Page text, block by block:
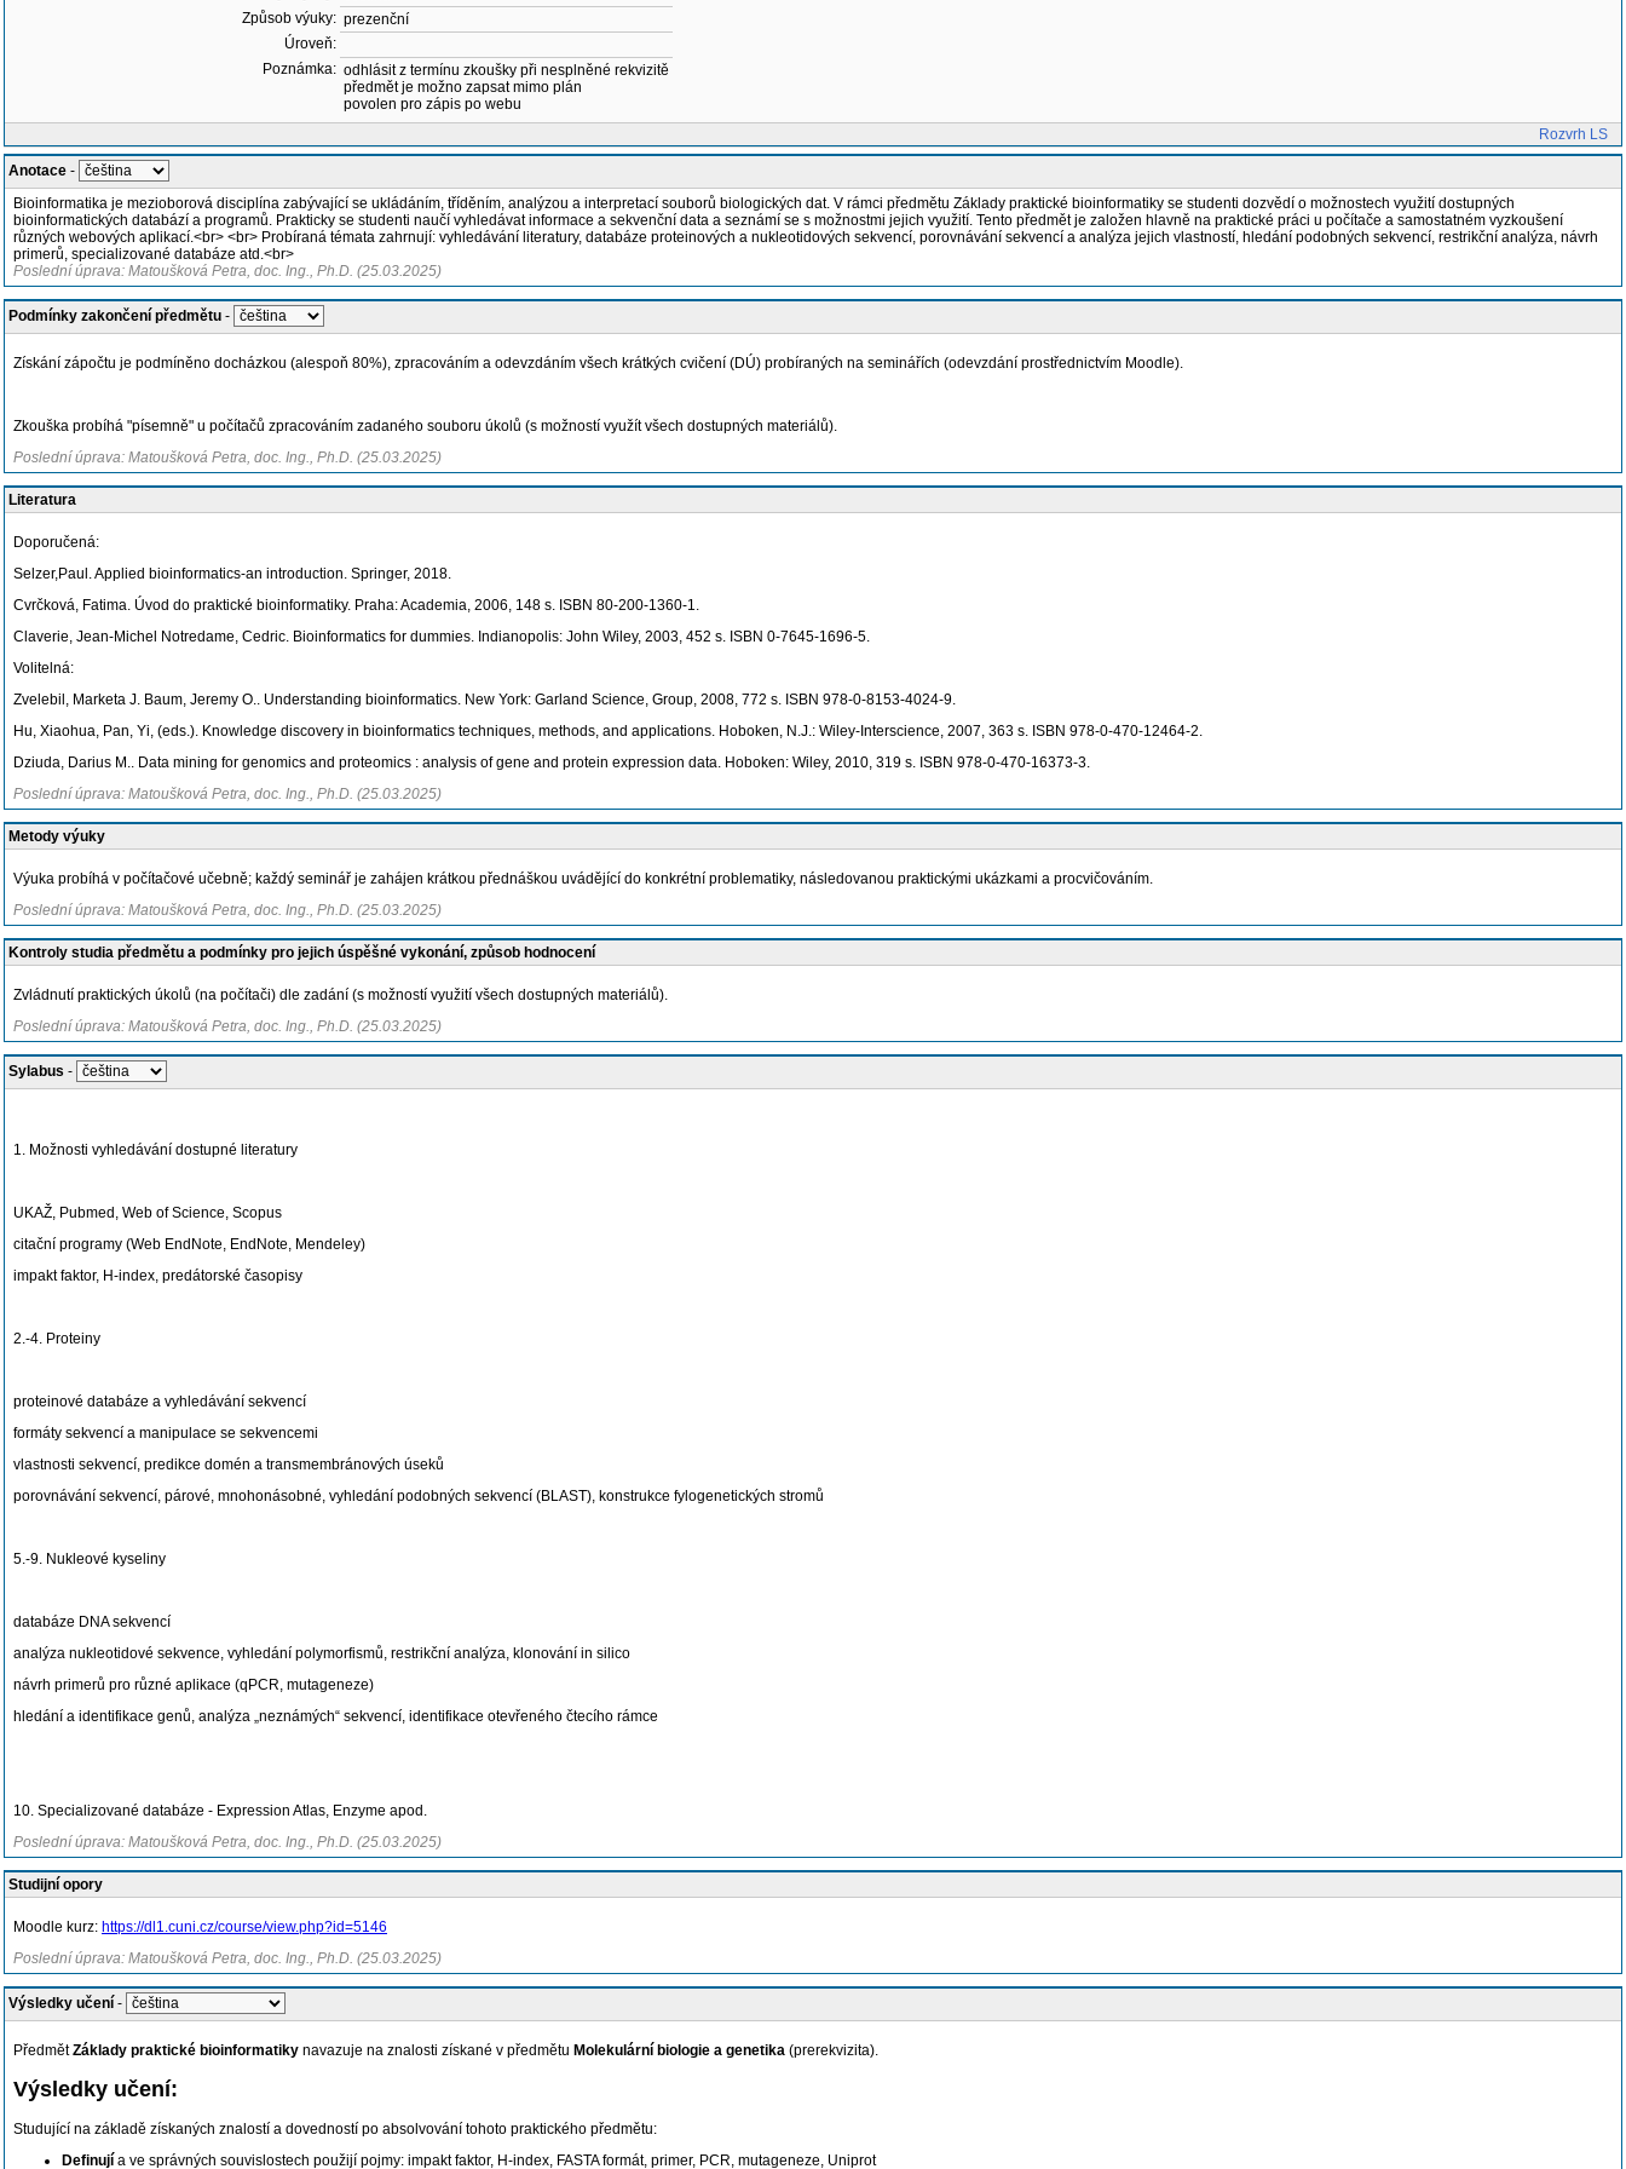
Způsob výuky: prezenční
Úroveň:
Poznámka: odhlásit z termínu zkoušky při nesplněné rekvizitě
předmět je možno zapsat mimo plán
povolen pro zápis po webu
Rozvrh LS
Anotace -
Bioinformatika je mezioborová disciplína zabývající se ukládáním, tříděním, analýzou a interpretací souborů biologických dat. V rámci předmětu Základy praktické bioinformatiky se studenti dozvědí o možnostech využití dostupných
bioinformatických databází a programů. Prakticky se studenti naučí vyhledávat informace a sekvenční data a seznámí se s možnostmi jejich využití. Tento předmět je založen hlavně na praktické práci u počítače a samostatném vyzkoušení
různých webových aplikací.<br> <br> Probíraná témata zahrnují: vyhledávání literatury, databáze proteinových a nukleotidových sekvencí, porovnávání sekvencí a analýza jejich vlastností, hledání podobných sekvencí, restrikční analýza, návrh
primerů, specializované databáze atd.<br>
Poslední úprava: Matoušková Petra, doc. Ing., Ph.D. (25.03.2025)
Podmínky zakončení předmětu -
Získání zápočtu je podmíněno docházkou (alespoň 80%), zpracováním a odevzdáním všech krátkých cvičení (DÚ) probíraných na seminářích (odevzdání prostřednictvím Moodle).
Zkouška probíhá "písemně" u počítačů zpracováním zadaného souboru úkolů (s možností využít všech dostupných materiálů).
Poslední úprava: Matoušková Petra, doc. Ing., Ph.D. (25.03.2025)
Literatura
Doporučená:
Selzer,Paul. Applied bioinformatics-an introduction. Springer, 2018.
Cvrčková, Fatima. Úvod do praktické bioinformatiky. Praha: Academia, 2006, 148 s. ISBN 80-200-1360-1.
Claverie, Jean-Michel Notredame, Cedric. Bioinformatics for dummies. Indianopolis: John Wiley, 2003, 452 s. ISBN 0-7645-1696-5.
Volitelná:
Zvelebil, Marketa J. Baum, Jeremy O.. Understanding bioinformatics. New York: Garland Science, Group, 2008, 772 s. ISBN 978-0-8153-4024-9.
Hu, Xiaohua, Pan, Yi, (eds.). Knowledge discovery in bioinformatics techniques, methods, and applications. Hoboken, N.J.: Wiley-Interscience, 2007, 363 s. ISBN 978-0-470-12464-2.
Dziuda, Darius M.. Data mining for genomics and proteomics : analysis of gene and protein expression data. Hoboken: Wiley, 2010, 319 s. ISBN 978-0-470-16373-3.
Poslední úprava: Matoušková Petra, doc. Ing., Ph.D. (25.03.2025)
Metody výuky
Výuka probíhá v počítačové učebně; každý seminář je zahájen krátkou přednáškou uvádějící do konkrétní problematiky, následovanou praktickými ukázkami a procvičováním.
Poslední úprava: Matoušková Petra, doc. Ing., Ph.D. (25.03.2025)
Kontroly studia předmětu a podmínky pro jejich úspěšné vykonání, způsob hodnocení
Zvládnutí praktických úkolů (na počítači) dle zadání (s možností využití všech dostupných materiálů).
Poslední úprava: Matoušková Petra, doc. Ing., Ph.D. (25.03.2025)
Sylabus -
1. Možnosti vyhledávání dostupné literatury
UKAŽ, Pubmed, Web of Science, Scopus
citační programy (Web EndNote, EndNote, Mendeley)
impakt faktor, H-index, predátorské časopisy
2.-4. Proteiny
proteinové databáze a vyhledávání sekvencí
formáty sekvencí a manipulace se sekvencemi
vlastnosti sekvencí, predikce domén a transmembránových úseků
porovnávání sekvencí, párové, mnohonásobné, vyhledání podobných sekvencí (BLAST), konstrukce fylogenetických stromů
5.-9. Nukleové kyseliny
databáze DNA sekvencí
analýza nukleotidové sekvence, vyhledání polymorfismů, restrikční analýza, klonování in silico
návrh primerů pro různé aplikace (qPCR, mutageneze)
hledání a identifikace genů, analýza „neznámých“ sekvencí, identifikace otevřeného čtecího rámce
10. Specializované databáze - Expression Atlas, Enzyme apod.
Poslední úprava: Matoušková Petra, doc. Ing., Ph.D. (25.03.2025)
Studijní opory
Moodle kurz: https://dl1.cuni.cz/course/view.php?id=5146
Poslední úprava: Matoušková Petra, doc. Ing., Ph.D. (25.03.2025)
Výsledky učení -
PředmětZáklady praktické bioinformatiky navazuje na znalosti získané v předmětu Molekulární biologie a genetika (prerekvizita).
Výsledky učení:
Studující na základě získaných znalostí a dovedností po absolvování tohoto praktického předmětu:
Definují a ve správných souvislostech použijí pojmy: impakt faktor, H-index, FASTA formát, primer, PCR, mutageneze, Uniprot